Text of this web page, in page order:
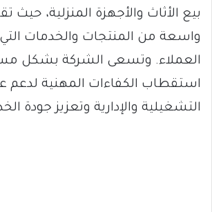
بيع الأثاث والأجهزة المنزلية،
واسعة من المنتجات والخدمات التي
العملاء. وتسعى الشركة بشكل
استقطاب الكفاءات المهنية لدعم
التشغيلية والإدارية وتعزيز جودة